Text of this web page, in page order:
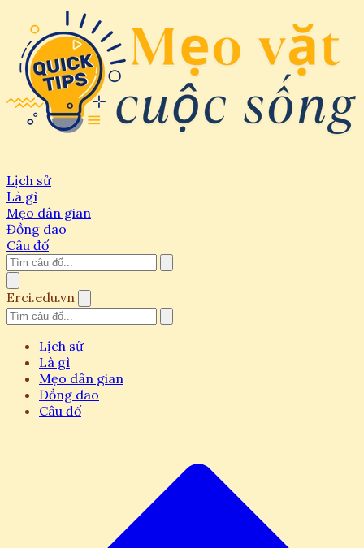
Lịch sử
Là gì
Mẹo dân gian
Đồng dao
Câu đố
Erci.edu.vn
Lịch sử
Là gì
Mẹo dân gian
Đồng dao
Câu đố